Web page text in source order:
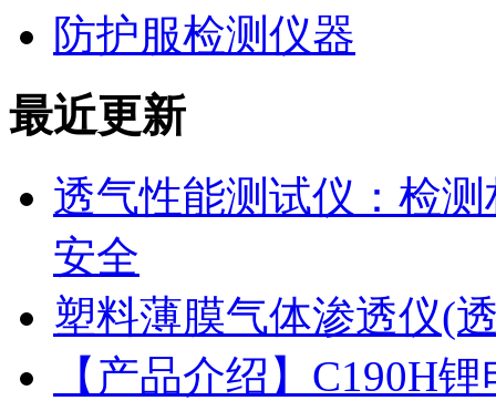
防护服检测仪器
最近更新
透气性能测试仪：检
安全
塑料薄膜气体渗透仪(
【产品介绍】C190H